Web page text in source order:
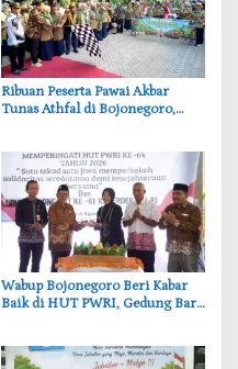
‎Ribuan Peserta Pawai Akbar
Tunas Athfal di Bojonegoro,
‎Wabup Bojonegoro Beri Kabar
Baik di HUT PWRI, Gedung Baru